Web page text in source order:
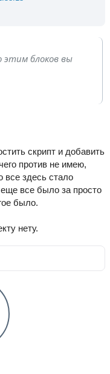
этим блоков вы
скрипт и добавить
против не имею,
все здесь стало
все было за просто
было.
нету.